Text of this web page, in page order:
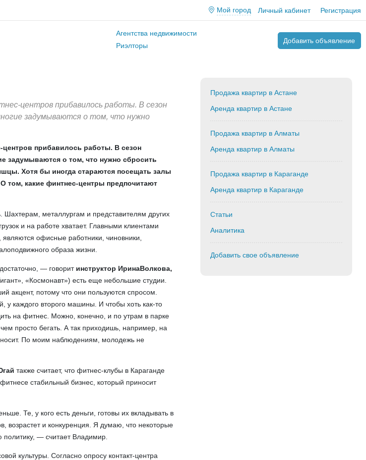
Мой город Личный кабинет Регистрация
Агентства недвижимости
Риэлторы
Добавить объявление
центров прибавилось работы. В сезон
задумываются о том, что нужно
центров прибавилось работы. В сезон
задумываются о том, что нужно сбросить
Хотя бы иногда стараются посещать залы
том, какие финтнес-центры предпочитают
Шахтерам, металлургам и представителям других
и на работе хватает. Главными клиентами
офисные работники, чиновники,
образа жизни.
— говорит инструктор ИринаВолкова,
«Космонавт») есть еще небольшие студии.
акцент, потому что они пользуются спросом.
у каждого второго машины. И чтобы хоть как-то
на фитнес. Можно, конечно, и по утрам в парке
просто бегать. А так приходишь, например, на
По моим наблюдениям, молодежь не
также считает, что фитнес-клубы в Караганде
стабильный бизнес, который приносит
Те, у кого есть деньги, готовы их вкладывать в
возрастет и конкуренция. Я думаю, что некоторые
— считает Владимир.
культуры. Согласно опросу контакт-центра
Продажа квартир в Астане
Аренда квартир в Астане
Продажа квартир в Алматы
Аренда квартир в Алматы
Продажа квартир в Караганде
Аренда квартир в Караганде
Статьи
Аналитика
Добавить свое объявление